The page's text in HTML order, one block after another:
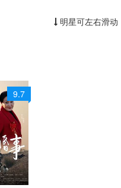
明星可左右滑动
9.7